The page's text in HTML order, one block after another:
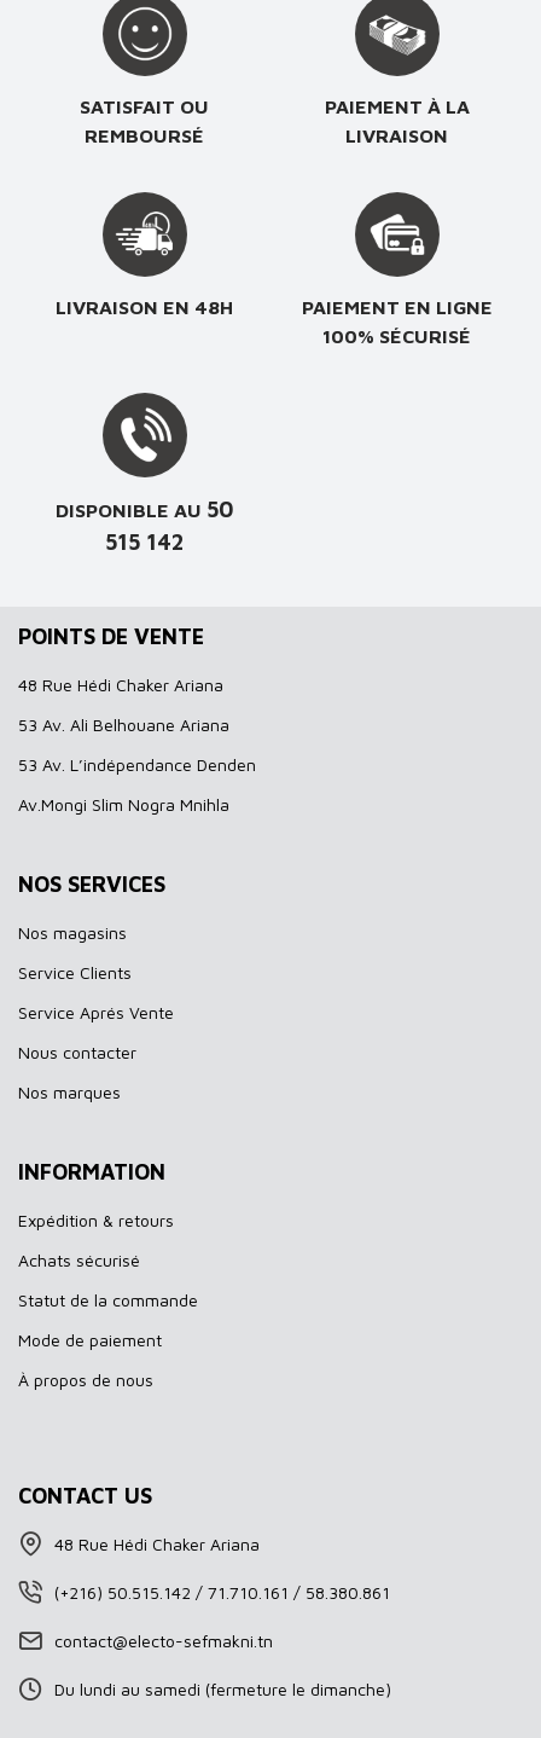
SATISFAIT OU
REMBOURSÉ
PAIEMENT À LA
LIVRAISON
LIVRAISON EN 48H
PAIEMENT EN LIGNE
100% SÉCURISÉ
DISPONIBLE AU 50
515 142
POINTS DE VENTE
48 Rue Hédi Chaker Ariana
53 Av. Ali Belhouane Ariana
53 Av. L’indépendance Denden
Av.Mongi Slim Nogra Mnihla
NOS SERVICES
Nos magasins
Service Clients
Service Aprés Vente
Nous contacter
Nos marques
INFORMATION
Expédition & retours
Achats sécurisé
Statut de la commande
Mode de paiement
À propos de nous
CONTACT US
48 Rue Hédi Chaker Ariana
(+216) 50.515.142 / 71.710.161 / 58.380.861
contact@electo-sefmakni.tn
Du lundi au samedi (fermeture le dimanche)